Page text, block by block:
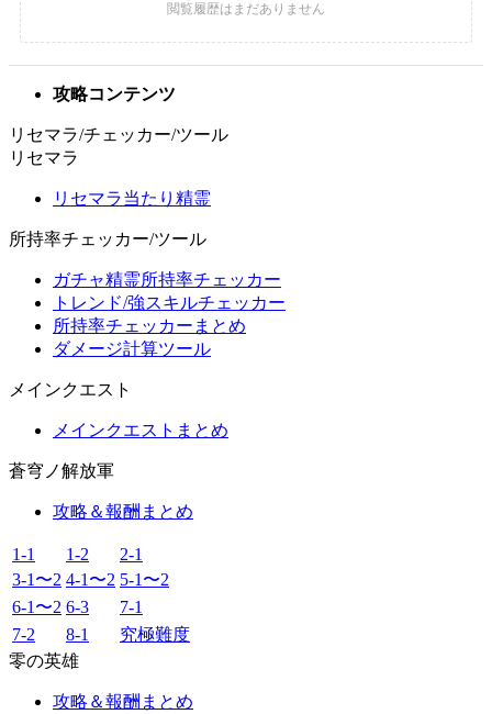
攻略コンテンツ
リセマラ/チェッカー/ツール
リセマラ
リセマラ当たり精霊
所持率チェッカー/ツール
ガチャ精霊所持率チェッカー
トレンド/強スキルチェッカー
所持率チェッカーまとめ
ダメージ計算ツール
メインクエスト
メインクエストまとめ
蒼穹ノ解放軍
攻略＆報酬まとめ
1-1 1-2
2-1
3-1〜2 4-1〜2 5-1〜2
6-1〜2 6-3
7-1
7-2
8-1
究極難度
零の英雄
攻略＆報酬まとめ